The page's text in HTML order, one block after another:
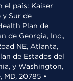
el país: Kaiser
y Sur de
Plan de
de Georgia, Inc.,
NE, Atlanta,
de Estados del
y Washington,
20785 •